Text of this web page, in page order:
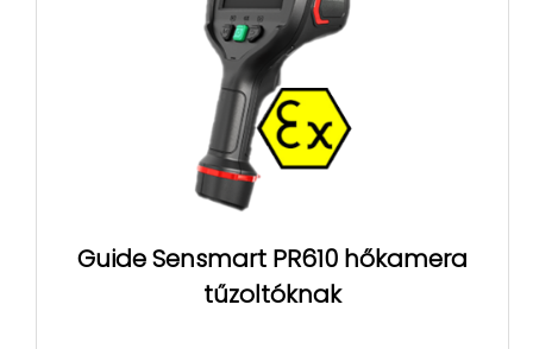
Guide Sensmart PR610 hőkamera
tűzoltóknak